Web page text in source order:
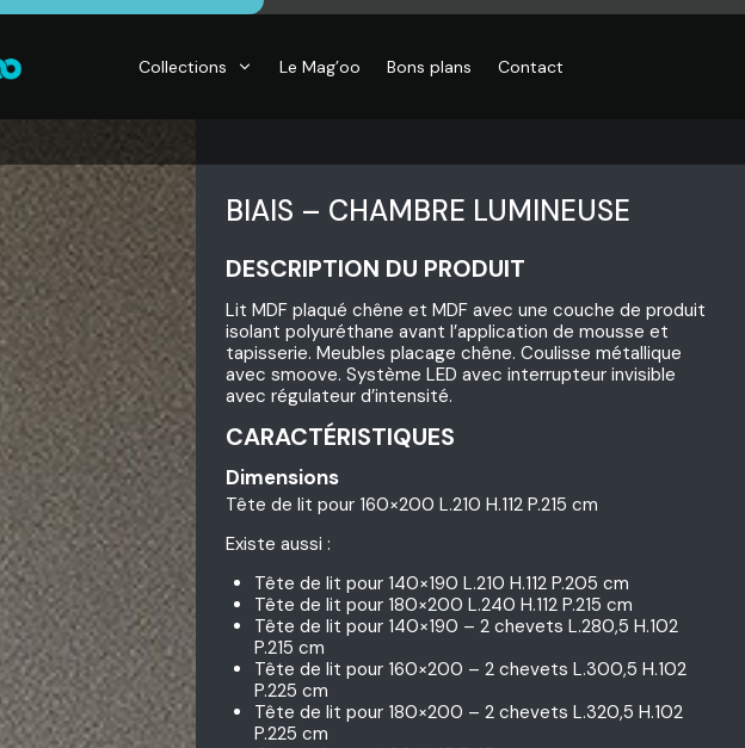
Collections
de
Objets
murales
Le Mag’oo Bons plans Contact
BIAIS – CHAMBRE LUMINEUSE
DESCRIPTION DU PRODUIT
Lit MDF plaqué chêne et MDF avec une couche de produit
isolant polyuréthane avant l’application de mousse et
tapisserie. Meubles placage chêne. Coulisse métallique
avec smoove. Système LED avec interrupteur invisible
avec régulateur d’intensité.
CARACTÉRISTIQUES
Dimensions
Tête de lit pour 160×200 L.210 H.112 P.215 cm
Existe aussi :
Tête de lit pour 140×190 L.210 H.112 P.205 cm
Tête de lit pour 180×200 L.240 H.112 P.215 cm
Tête de lit pour 140×190 – 2 chevets L.280,5 H.102
P.215 cm
Tête de lit pour 160×200 – 2 chevets L.300,5 H.102
P.225 cm
Tête de lit pour 180×200 – 2 chevets L.320,5 H.102
P.225 cm